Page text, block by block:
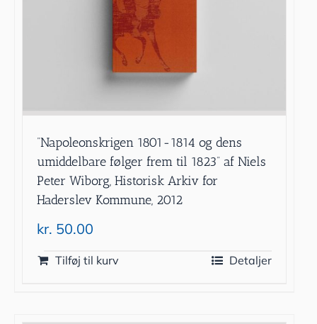
”Napoleonskrigen 1801-1814 og dens
umiddelbare følger frem til 1823” af Niels
Peter Wiborg, Historisk Arkiv for
Haderslev Kommune, 2012
kr. 50.00
Tilføj til kurv Detaljer